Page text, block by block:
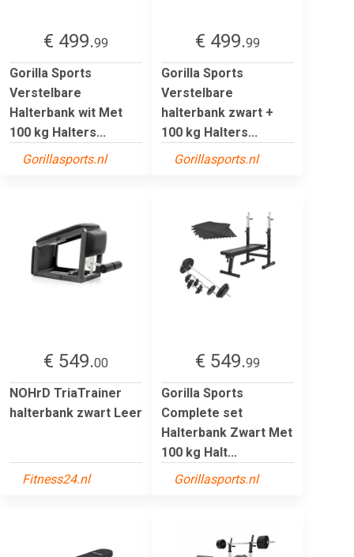
€ 499.99
Gorilla Sports
Verstelbare
Halterbank wit Met
100 kg Halters...
Gorillasports.nl
€ 499.99
Gorilla Sports
Verstelbare
halterbank zwart +
100 kg Halters...
Gorillasports.nl
€ 549.00
NOHrD TriaTrainer
halterbank zwart Leer
Fitness24.nl
€ 549.99
Gorilla Sports
Complete set
Halterbank Zwart Met
100 kg Halt...
Gorillasports.nl